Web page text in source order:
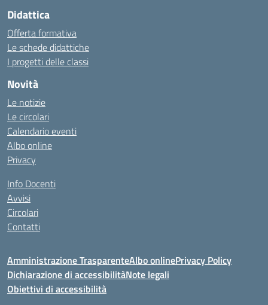
Didattica
Offerta formativa
Le schede didattiche
I progetti delle classi
Novità
Le notizie
Le circolari
Calendario eventi
Albo online
Privacy
Info Docenti
Avvisi
Circolari
Contatti
Amministrazione TrasparenteAlbo onlinePrivacy Policy
Dichiarazione di accessibilitàNote legali
Obiettivi di accessibilità